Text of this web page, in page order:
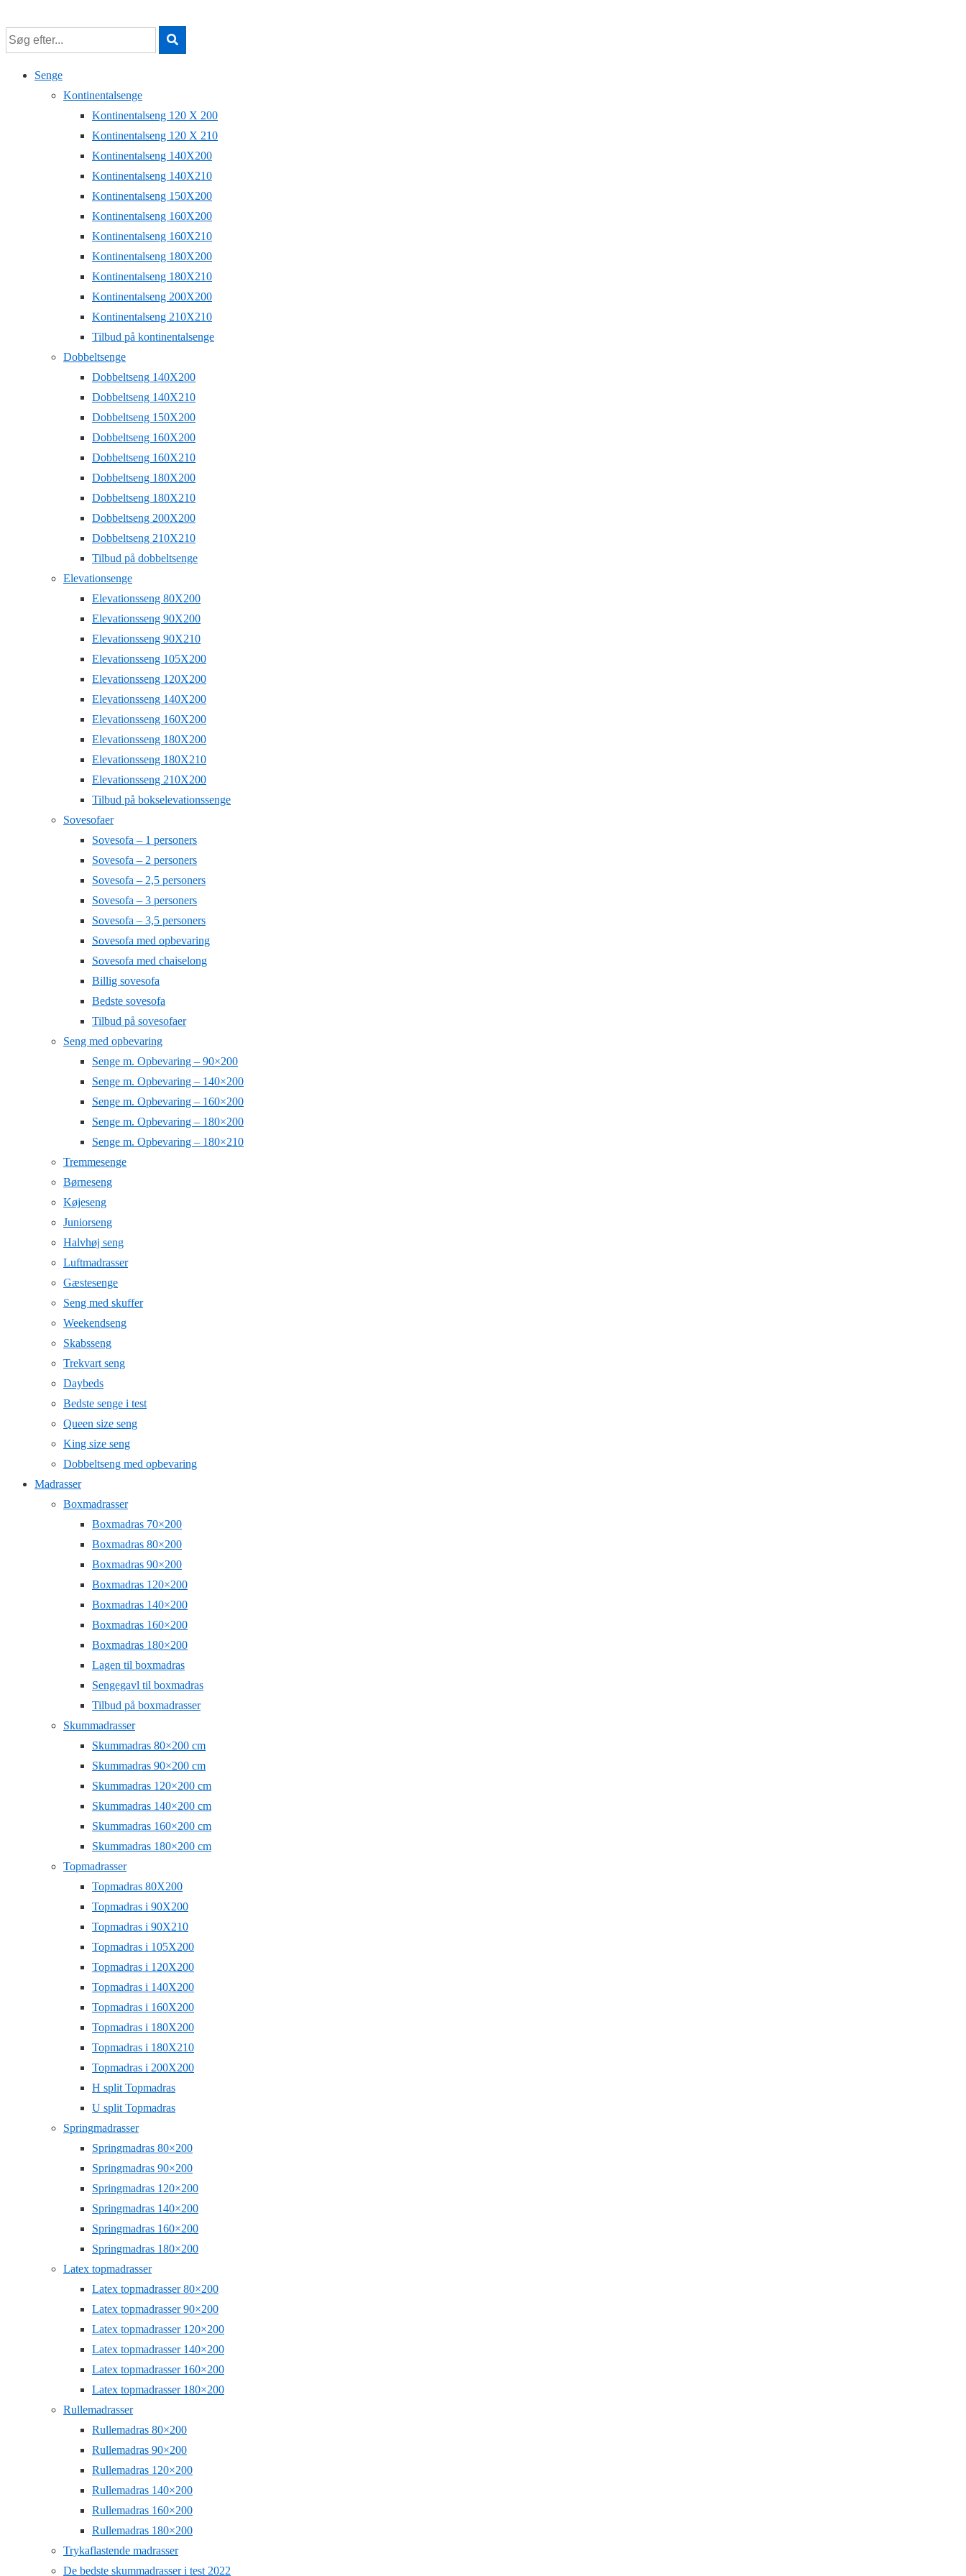
Hop
til
hovedindhold
Senge
Kontinentalsenge
Kontinentalseng 120 X 200
Kontinentalseng 120 X 210
Kontinentalseng 140X200
Kontinentalseng 140X210
Kontinentalseng 150X200
Kontinentalseng 160X200
Kontinentalseng 160X210
Kontinentalseng 180X200
Kontinentalseng 180X210
Kontinentalseng 200X200
Kontinentalseng 210X210
Tilbud på kontinentalsenge
Dobbeltsenge
Dobbeltseng 140X200
Dobbeltseng 140X210
Dobbeltseng 150X200
Dobbeltseng 160X200
Dobbeltseng 160X210
Dobbeltseng 180X200
Dobbeltseng 180X210
Dobbeltseng 200X200
Dobbeltseng 210X210
Tilbud på dobbeltsenge
Elevationsenge
Elevationsseng 80X200
Elevationsseng 90X200
Elevationsseng 90X210
Elevationsseng 105X200
Elevationsseng 120X200
Elevationsseng 140X200
Elevationsseng 160X200
Elevationsseng 180X200
Elevationsseng 180X210
Elevationsseng 210X200
Tilbud på bokselevationssenge
Sovesofaer
Sovesofa – 1 personers
Sovesofa – 2 personers
Sovesofa – 2,5 personers
Sovesofa – 3 personers
Sovesofa – 3,5 personers
Sovesofa med opbevaring
Sovesofa med chaiselong
Billig sovesofa
Bedste sovesofa
Tilbud på sovesofaer
Seng med opbevaring
Senge m. Opbevaring – 90×200
Senge m. Opbevaring – 140×200
Senge m. Opbevaring – 160×200
Senge m. Opbevaring – 180×200
Senge m. Opbevaring – 180×210
Tremmesenge
Børneseng
Køjeseng
Juniorseng
Halvhøj seng
Luftmadrasser
Gæstesenge
Seng med skuffer
Weekendseng
Skabsseng
Trekvart seng
Daybeds
Bedste senge i test
Queen size seng
King size seng
Dobbeltseng med opbevaring
Madrasser
Boxmadrasser
Boxmadras 70×200
Boxmadras 80×200
Boxmadras 90×200
Boxmadras 120×200
Boxmadras 140×200
Boxmadras 160×200
Boxmadras 180×200
Lagen til boxmadras
Sengegavl til boxmadras
Tilbud på boxmadrasser
Skummadrasser
Skummadras 80×200 cm
Skummadras 90×200 cm
Skummadras 120×200 cm
Skummadras 140×200 cm
Skummadras 160×200 cm
Skummadras 180×200 cm
Topmadrasser
Topmadras 80X200
Topmadras i 90X200
Topmadras i 90X210
Topmadras i 105X200
Topmadras i 120X200
Topmadras i 140X200
Topmadras i 160X200
Topmadras i 180X200
Topmadras i 180X210
Topmadras i 200X200
H split Topmadras
U split Topmadras
Springmadrasser
Springmadras 80×200
Springmadras 90×200
Springmadras 120×200
Springmadras 140×200
Springmadras 160×200
Springmadras 180×200
Latex topmadrasser
Latex topmadrasser 80×200
Latex topmadrasser 90×200
Latex topmadrasser 120×200
Latex topmadrasser 140×200
Latex topmadrasser 160×200
Latex topmadrasser 180×200
Rullemadrasser
Rullemadras 80×200
Rullemadras 90×200
Rullemadras 120×200
Rullemadras 140×200
Rullemadras 160×200
Rullemadras 180×200
Trykaflastende madrasser
De bedste skummadrasser i test 2022